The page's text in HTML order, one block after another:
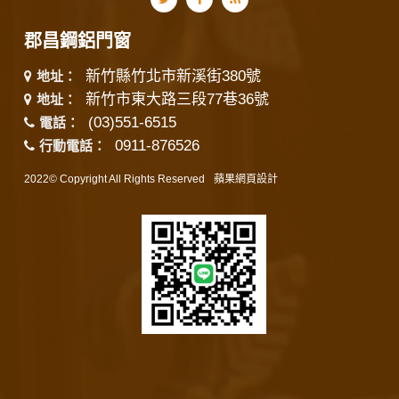
郡昌鋼鋁門窗
地址： 新竹縣竹北市新溪街380號
地址： 新竹市東大路三段77巷36號
電話： (03)551-6515
行動電話： 0911-876526
2022© Copyright All Rights Reserved 蘋果網頁設計